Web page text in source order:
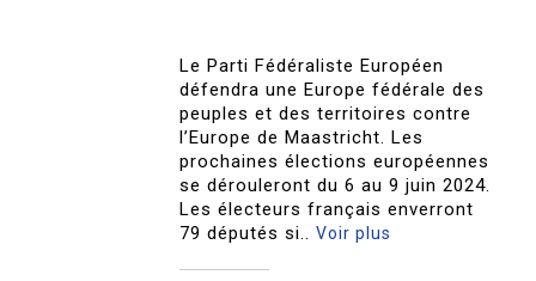
Le Parti Fédéraliste Européen
défendra une Europe fédérale des
peuples et des territoires contre
l’Europe de Maastricht. Les
prochaines élections européennes
se dérouleront du 6 au 9 juin 2024.
Les électeurs français enverront
79 députés si..Voir plus